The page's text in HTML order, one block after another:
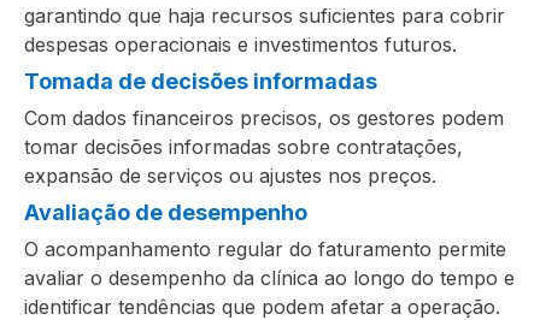
garantindo que haja recursos suficientes para cobrir
despesas operacionais e investimentos futuros.
Tomada de decisões informadas
Com dados financeiros precisos, os gestores podem
tomar decisões informadas sobre contratações,
expansão de serviços ou ajustes nos preços.
Avaliação de desempenho
O acompanhamento regular do faturamento permite
avaliar o desempenho da clínica ao longo do tempo e
identificar tendências que podem afetar a operação.